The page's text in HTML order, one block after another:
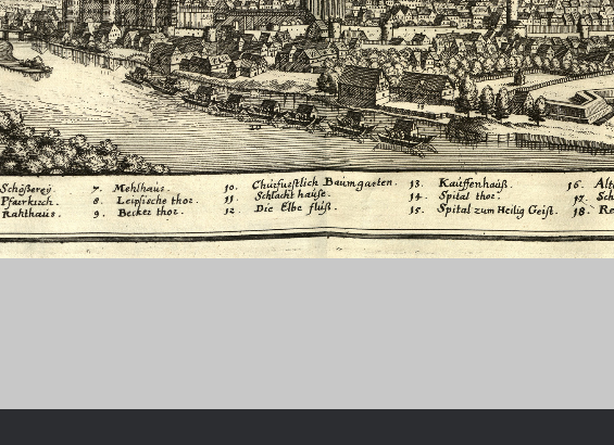
WEIMAR: VOM WESEN UND WERT DER
DEMOKRATIE